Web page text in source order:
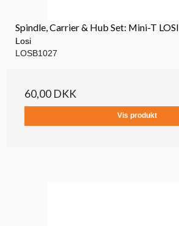
Spindle, Carrier & Hub Set: Mini-T LOSI
Losi
LOSB1027
60,00 DKK
Vis produkt